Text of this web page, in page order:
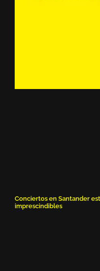
Conciertos en Santander
imprescindibles